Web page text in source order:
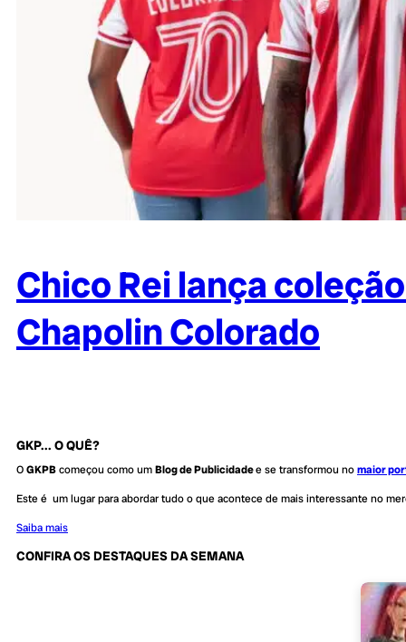
Chico Rei lança
Chapolin Colorado
GKP... O QUÊ?
OGKPBcomeçou como umBlog de Publicidadee se transformou nomaior
Este é um lugar para abordar tudo o que acontece de mais interessante no
Saiba mais
CONFIRA OS DESTAQUES DA SEMANA